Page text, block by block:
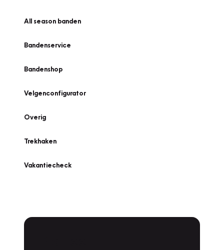
All season banden
Bandenservice
Bandenshop
Velgenconfigurator
Overig
Trekhaken
Vakantiecheck